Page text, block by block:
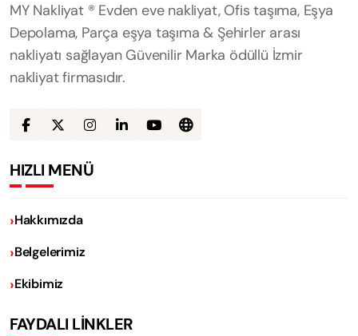
MY Nakliyat ® Evden eve nakliyat, Ofis taşıma, Eşya
Depolama, Parça eşya taşıma & Şehirler arası
nakliyatı sağlayan Güvenilir Marka ödüllü İzmir
nakliyat firmasıdır.
HIZLI MENÜ
Hakkımızda
Belgelerimiz
Ekibimiz
FAYDALI LİNKLER